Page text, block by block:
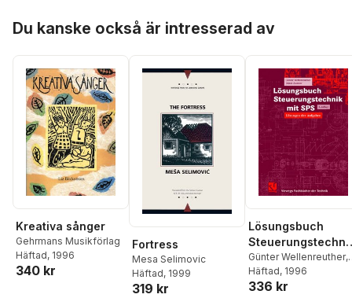
Du kanske också är intresserad av
Kreativa sånger
Gehrmans Musikförlag
Häftad, 1996
340 kr
Fortress
Mesa Selimovic
Häftad, 1999
319 kr
Lösungsbuch
mit SPS
Günter Wellenreuther,
Dieter Zastrow
Häftad, 1996
336 kr